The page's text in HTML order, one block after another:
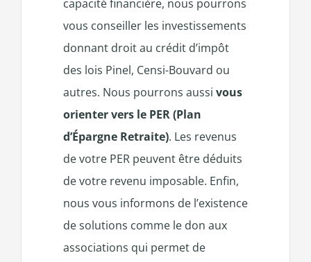
capacité financière, nous pourrons
vous conseiller les investissements
donnant droit au crédit d’impôt
des lois Pinel, Censi-Bouvard ou
autres. Nous pourrons aussi vous
orienter vers le PER (Plan
d’Épargne Retraite). Les revenus
de votre PER peuvent être déduits
de votre revenu imposable. Enfin,
nous vous informons de l’existence
de solutions comme le don aux
associations qui permet de